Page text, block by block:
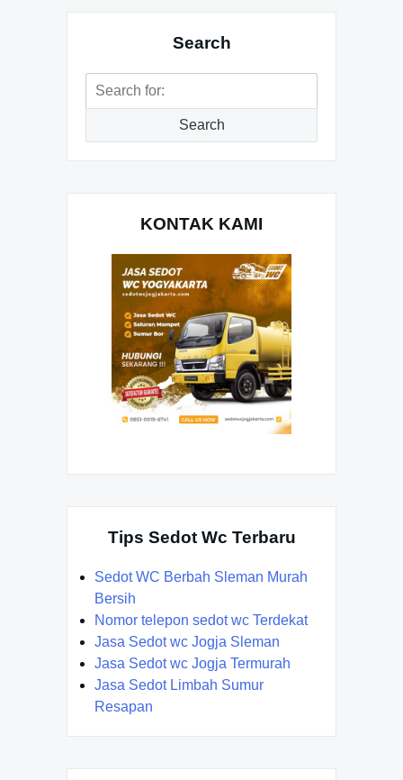
Search
Search
Search
KONTAK KAMI
Tips Sedot Wc Terbaru
Sedot WC Berbah Sleman Murah
Bersih
Nomor telepon sedot wc Terdekat
Jasa Sedot wc Jogja Sleman
Jasa Sedot wc Jogja Termurah
Jasa Sedot Limbah Sumur
Resapan